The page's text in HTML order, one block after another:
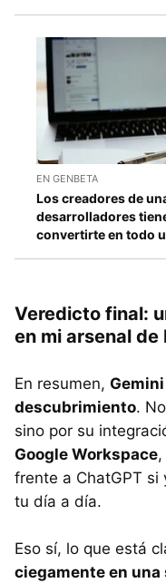
EN GENBETA
Los creadores de
desarrolladores
convertirte en todo
Veredicto final:
en mi arsenal de
En resumen,
descubrimiento.
sino por su
Google Workspace
frente a ChatGPT si
tu día a día.
Eso sí, lo que está
ciegamente en una